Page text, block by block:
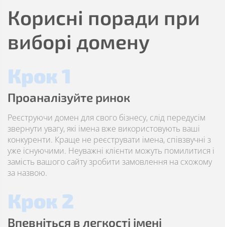
Корисні поради при
виборі домену
Крок 1
Проаналізуйте ринок
Реєструючи домен для свого бізнесу, слід передусім
звернути увагу, які імена вже використовують ваші
конкуренти. Краще не реєструвати імена, співзвучні з
уже існуючими. Неуважні клієнти можуть помилитися і
замість вашого сайту зробити замовлення на схожому
за назвою.
Крок 2
Впевніться в легкості імені